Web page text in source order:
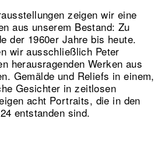
zeigen wir eine
aus unserem Bestand: Zu
der 1960er Jahre bis heute.
wir ausschließlich Peter
herausragenden Werken aus
Gemälde und Reliefs in einem,
Gesichter in zeitlosen
acht Portraits, die in den
entstanden sind.